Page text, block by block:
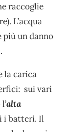
raccoglie
L’acqua
un danno
la carica
sui vari
alta
i batteri. Il